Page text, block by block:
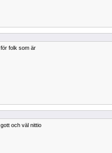
för folk som är
gott och väl nittio